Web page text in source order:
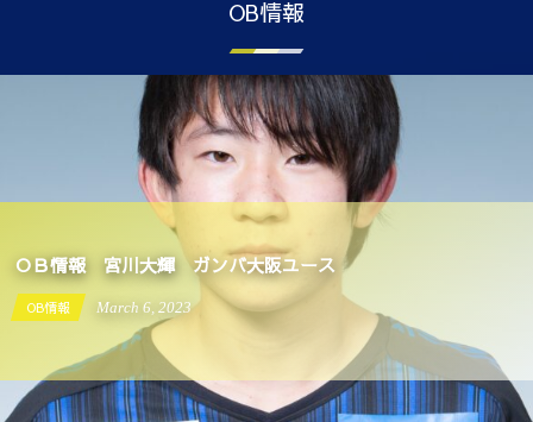
OB情報
ＯＢ情報 宮川大輝 ガンバ大阪ユース
OB情報 March 6 2023